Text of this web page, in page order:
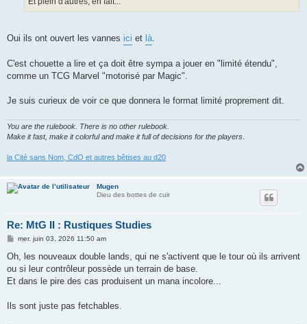
Oui ils ont ouvert les vannes ici et là.
C'est chouette a lire et ça doit être sympa a jouer en "limité étendu",
comme un TCG Marvel "motorisé par Magic".
Je suis curieux de voir ce que donnera le format limité proprement dit.
You are the rulebook. There is no other rulebook.
Make it fast, make it colorful and make it full of decisions for the players
la Cité sans Nom, CdO et autres bêtises au d20
Mugen
Dieu des bottes de cuir
Re: MtG II : Rustiques Studies
M
s
a
g
mer. juin 03, 2026 11:50 am
Oh, les nouveaux double lands, qui ne s'activent que le tour où ils arrivent
ou si leur contrôleur possède un terrain de base.
Et dans le pire des cas produisent un mana incolore...
Ils sont juste pas fetchables.